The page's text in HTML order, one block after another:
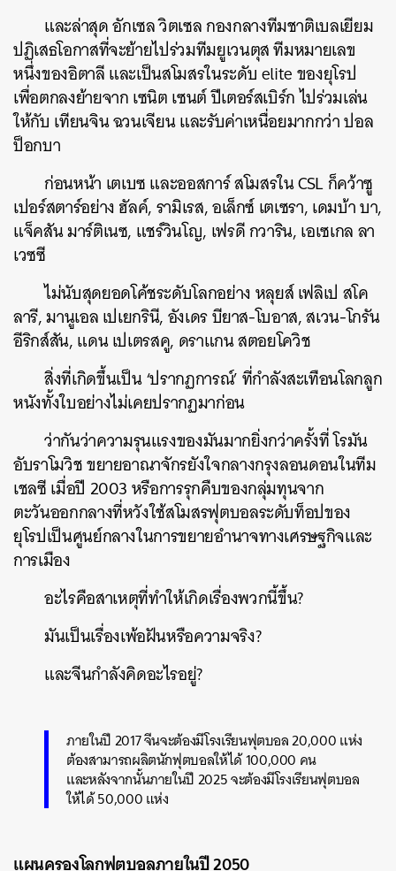
และล่าสุด อักเซล วิตเซล กองกลางทีมชาติเบลเยียม
ปฏิเสธโอกาสที่จะย้ายไปร่วมทีมยูเวนตุส ทีมหมายเลข
หนึ่งของอิตาลี และเป็นสโมสรในระดับ elite ของยุโรป
เพื่อตกลงย้ายจาก เซนิต เซนต์ ปีเตอร์สเบิร์ก ไปร่วมเล่น
ให้กับ เทียนจิน ฉวนเจียน และรับค่าเหนื่อยมากกว่า ปอล
ป็อกบา
ก่อนหน้า เตเบซ และออสการ์ สโมสรใน CSL ก็คว้าซู
เปอร์สตาร์อย่าง ฮัลค์, รามิเรส, อเล็กซ์ เตเซรา, เดมบ้า บา,
แจ็คสัน มาร์ติเนซ, แชร์วินโญ, เฟรดี กวาริน, เอเซเกล ลา
เวซซี
ไม่นับสุดยอดโค้ชระดับโลกอย่าง หลุยส์ เฟลิเป สโค
ลารี, มานูเอล เปเยกรินี, อังเดร บียาส-โบอาส,​ สเวน-โกรัน
อีริกส์สัน, แดน เปเตรสคู, ดราแกน สตอยโควิช
สิ่งที่เกิดขึ้นเป็น ‘ปรากฏการณ์’ ที่กำลังสะเทือนโลกลูก
หนังทั้งใบอย่างไม่เคยปรากฏมาก่อน
ว่ากันว่าความรุนแรงของมันมากยิ่งกว่าครั้งที่ โรมัน
อับราโมวิช ขยายอาณาจักรยังใจกลางกรุงลอนดอนในทีม
เชลซี เมื่อปี 2003 หรือการรุกคืบของกลุ่มทุนจาก
ตะวันออกกลางที่หวังใช้สโมสรฟุตบอลระดับท็อปของ
ยุโรปเป็นศูนย์กลางในการขยายอำนาจทางเศรษฐกิจและ
การเมือง
อะไรคือสาเหตุที่ทำให้เกิดเรื่องพวกนี้ขึ้น?​
มันเป็นเรื่องเพ้อฝันหรือความจริง?
และจีนกำลังคิดอะไรอยู่?
ภายในปี 2017 จีนจะต้องมีโรงเรียนฟุตบอล 20,000 แห่ง
ต้องสามารถผลิตนักฟุตบอลให้ได้ 100,000 คน
และหลังจากนั้นภายในปี 2025 จะต้องมีโรงเรียนฟุตบอล
ให้ได้ 50,000 แห่ง
แผนครองโลกฟุตบอลภายในปี 2050